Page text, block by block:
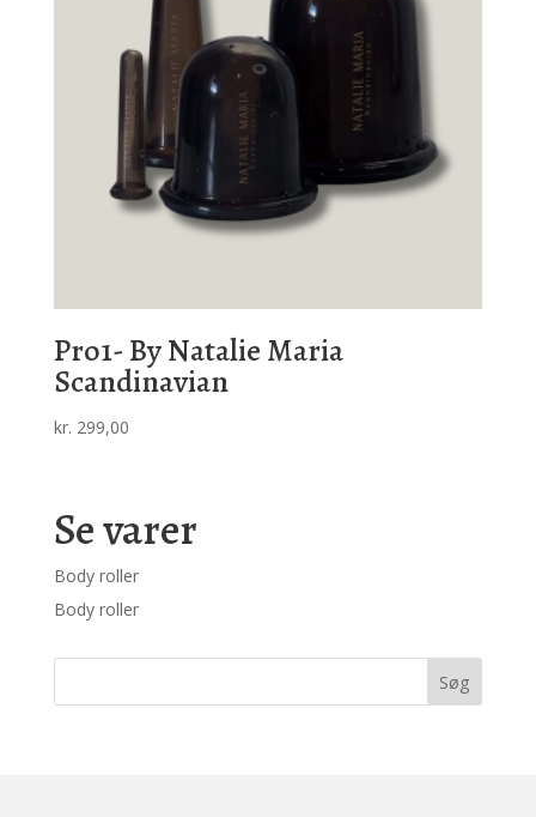
Pro1- By Natalie Maria
Scandinavian
kr. 299,00
Se varer
Body roller
Body roller